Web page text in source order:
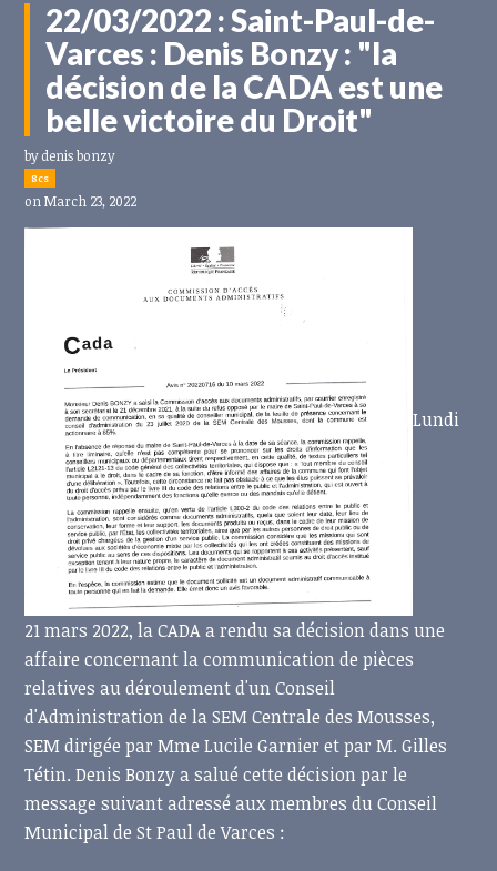
22/03/2022 : Saint-Paul-de-
Varces : Denis Bonzy : "la
décision de la CADA est une
belle victoire du Droit"
bydenis bonzy
8cs
on March 23, 2022
Lundi
21 mars 2022, la CADA a rendu sa décision dans une
affaire concernant la communication de pièces
relatives au déroulement d'un Conseil
d'Administration de la SEM Centrale des Mousses,
SEM dirigée par Mme Lucile Garnier et par M. Gilles
Tétin. Denis Bonzy a salué cette décision par le
message suivant adressé aux membres du Conseil
Municipal de St Paul de Varces :